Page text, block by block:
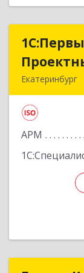
Екатеринбург
АРМ